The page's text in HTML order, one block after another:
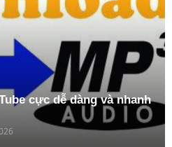
cực dễ dàng và nhanh